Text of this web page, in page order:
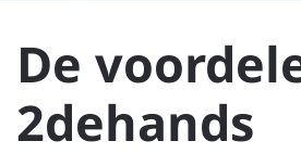
De
2dehands